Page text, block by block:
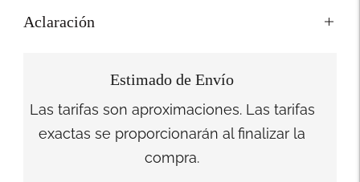
Aclaración
Estimado de Envío
Las tarifas son aproximaciones. Las tarifas
exactas se proporcionarán al finalizar la
compra.